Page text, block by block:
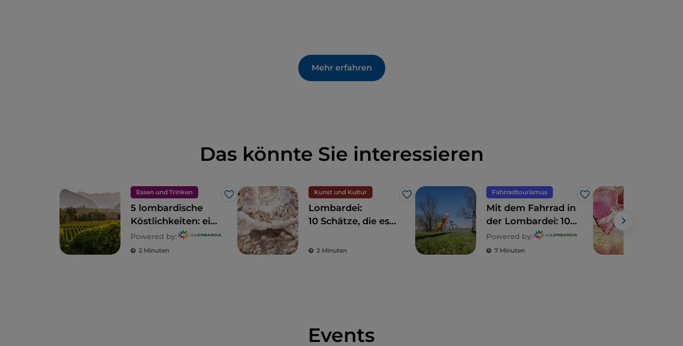
Mehr erfahren
Das könnte Sie interessieren
Essen und Trinken
Like
5 lombardische
Köstlichkeiten: ein
Gebiet zum
Genießen
Powered by:
2 Minuten
Kunst und Kultur
Like
Lombardei:
10 Schätze, die es
und Umgebung zu
2 Minuten
Fahrradtourismus
Like
Mit dem Fahrrad in
der Lombardei: 10
Routen für
Familien
Powered by:
7 Minuten
Events